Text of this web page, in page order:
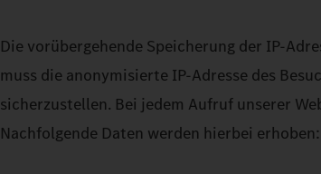
Die vorübergehende Speicherung der IP-
muss die anonymisierte IP-Adresse des
sicherzustellen. Bei jedem Aufruf unserer
Nachfolgende Daten werden hierbei erhoben: